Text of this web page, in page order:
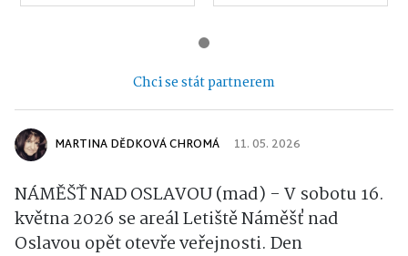
Chci se stát partnerem
MARTINA DĚDKOVÁ CHROMÁ 11. 05. 2026
NÁMĚŠŤ NAD OSLAVOU (mad) - V sobotu 16.
května 2026 se areál Letiště Náměšť nad
Oslavou opět otevře veřejnosti. Den